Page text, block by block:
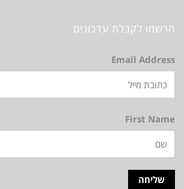
הרשמו לקבלת עדכונים
Email Address
First Name